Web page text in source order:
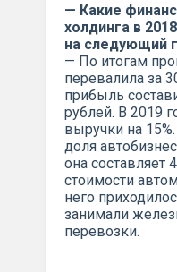
— Какие
холдинга в
на следующий
— По итогам
перевалила за
прибыль
рублей. В 2019
выручки на
доля
она составляет
стоимости
него
занимали
перевозки.